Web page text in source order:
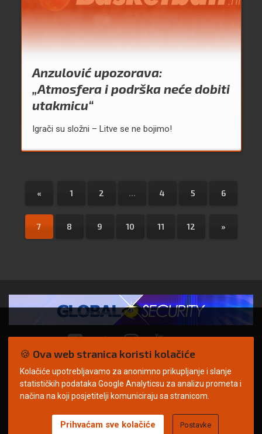
Anzulović upozorava:
„Atmosfera i podrška neće dobiti
utakmicu“
Igrači su složni – Litve se ne bojimo!
« 1 2 ... 4 5 6
7 8 9 10 11 12 »
© Copyright 2026. | ARILEO
🍪 Ova web stranica koristi kolačiće
Kolačiće upotrebljavamo za anonimno prikupljanje i slanje
statističkih podataka Google Analyticsu za analizu prometa i
načina na koji posjetitelji komuniciraju sa stranicom.
Prihvaćam sve kolačiće Postavke